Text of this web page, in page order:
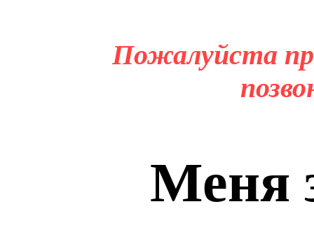
Пожалуйста
Меня